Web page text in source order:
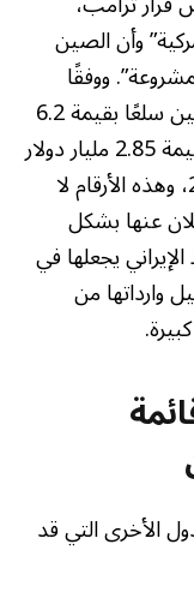
وأن الصين
ووفقًا
لبيانات الجمارك الصينية، صدّرت الصين سلعًا بقيمة 6.2
مليار دولار إلى إيران واستوردت سلعًا بقيمة 2.85 مليار دولار
خلال الأشهر الـ 11 الأولى من عام 2025، وهذه الأرقام لا
عنها بشكل
يجعلها في
من
الأخرى التي قد